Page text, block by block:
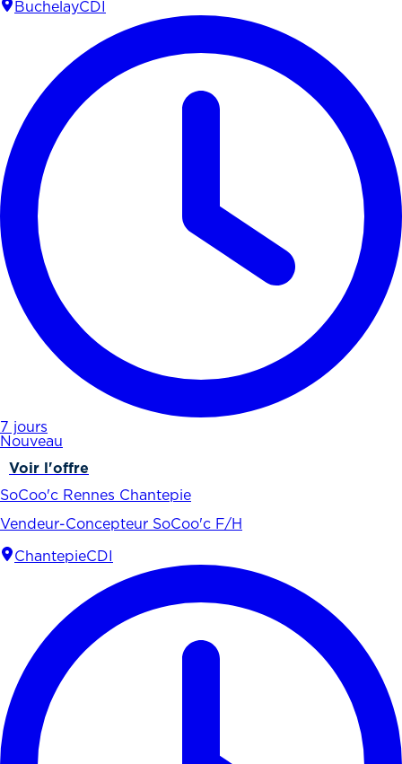
BuchelayCDI
7 jours
Nouveau
Voir l'offre
SoCoo'c Rennes Chantepie
Vendeur-Concepteur SoCoo'c F/H
ChantepieCDI